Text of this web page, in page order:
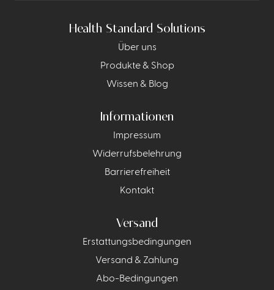
Health Standard Solutions
Über uns
Produkte & Shop
Wissen & Blog
Informationen
Impressum
Widerrufsbelehrung
Barrierefreiheit
Kontakt
Versand
Erstattungsbedingungen
Versand & Zahlung
Abo-Bedingungen